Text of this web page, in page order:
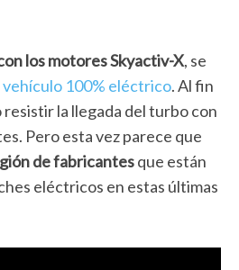
los motores Skyactiv-X, se
vehículo 100% eléctrico. Al fin
resistir la llegada del turbo con
Pero esta vez parece que
de fabricantesque están
eléctricos en estas últimas